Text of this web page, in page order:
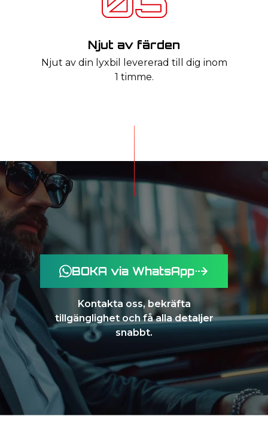
Njut av färden
Njut av din lyxbil levererad till dig inom
1 timme.
BOKA via WhatsApp
Kontakta oss, bekräfta
tillgänglighet och få alla detaljer
snabbt.